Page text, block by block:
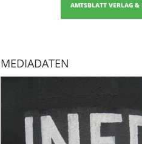
AMTSBLATT VERLAG &
MEDIADATEN